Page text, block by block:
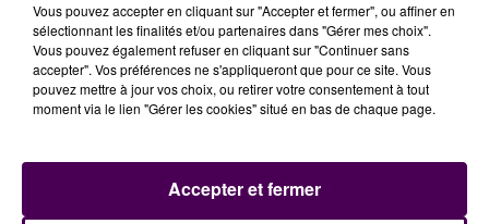
À LA UNE
Vous pouvez accepter en cliquant sur "Accepter et fermer", ou affiner en
sélectionnant les finalités et/ou partenaires dans "Gérer mes choix".
Vous pouvez également refuser en cliquant sur "Continuer sans
accepter". Vos préférences ne s'appliqueront que pour ce site. Vous
pouvez mettre à jour vos choix, ou retirer votre consentement à tout
moment via le lien "Gérer les cookies" situé en bas de chaque page.
Accepter et fermer